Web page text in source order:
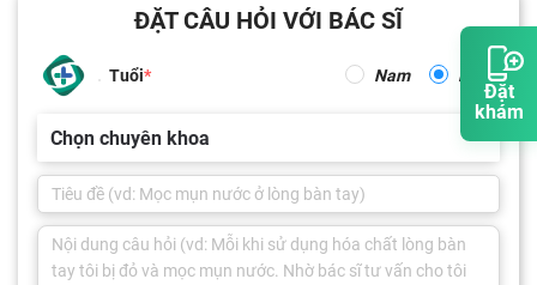
Đặt
khám
ĐẶT CÂU HỎI VỚI BÁC SĨ
Tuổi Nam Nữ
Chọn chuyên khoa